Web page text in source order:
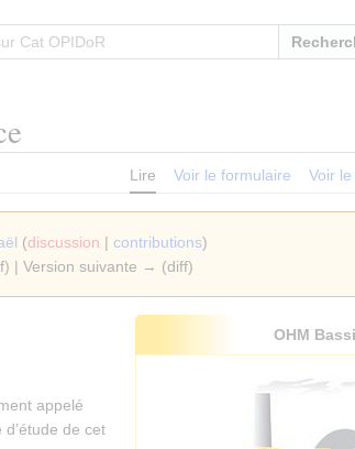
Lire Voir le formulaire Voir
(discussion | contributions)
| Version suivante → (diff)
OHM
appelé
de cet